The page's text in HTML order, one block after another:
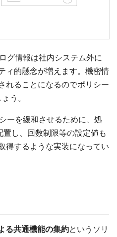
グ情報は社内システム外に
ィ的懸念が増えます。機密情
れることになるのでポリシー
う。
ーを緩和させるために、処
し、回数制限等の設定値も
得するような実装になってい
る共通機能の集約というソリ